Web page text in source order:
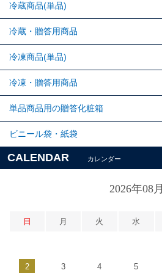
冷蔵商品(単品)
冷蔵・贈答用商品
冷凍商品(単品)
冷凍・贈答用商品
単品商品用の贈答化粧箱
ビニール袋・紙袋
CALENDAR カレンダー
2026年08月
日 月 火 水
2 3 4 5